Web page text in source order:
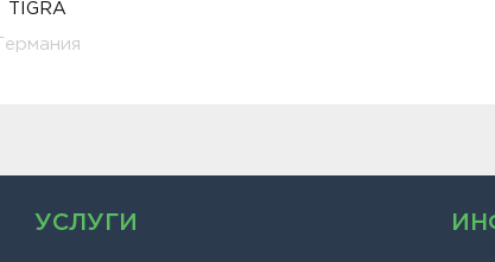
TIGRA
Германия
УСЛУГИ